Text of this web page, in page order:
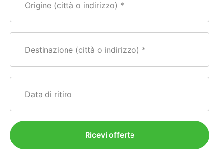
Origine (città o indirizzo)
Destinazione (città o indirizzo)
Data di ritiro
Ricevi offerte